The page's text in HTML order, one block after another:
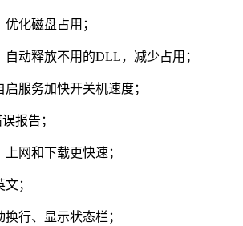
化磁盘占用；
自动释放不用的DLL，减少占用；
服务加快开关机速度；
报告；
网和下载更快速；
；
行、显示状态栏；